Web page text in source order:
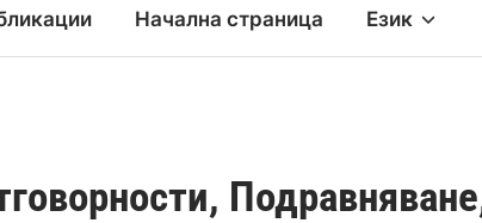
Начална страница Език